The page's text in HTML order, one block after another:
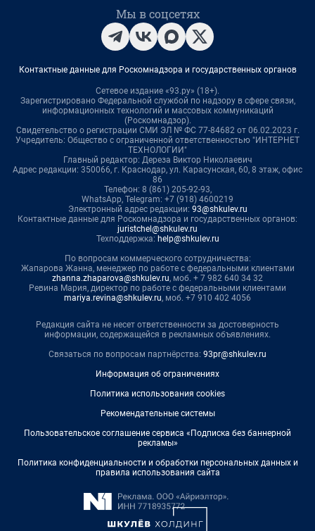
Мы в соцсетях
Контактные данные для Роскомнадзора и государственных органов
Сетевое издание «93.ру» (18+).
Зарегистрировано Федеральной службой по надзору в сфере связи,
информационных технологий и массовых коммуникаций
(Роскомнадзор).
Свидетельство о регистрации СМИ ЭЛ № ФС 77-84682 от 06.02.2023 г.
Учредитель: Общество с ограниченной ответственностью "ИНТЕРНЕТ
ТЕХНОЛОГИИ"
Главный редактор: Дереза Виктор Николаевич
Адрес редакции: 350066, г. Краснодар, ул. Карасунская, 60, 8 этаж, офис
86
Телефон: 8 (861) 205-92-93,
WhatsApp, Telegram: +7 (918) 4600219
Электронный адрес редакции: 93@shkulev.ru
Контактные данные для Роскомнадзора и государственных органов:
juristchel@shkulev.ru
Техподдержка: help@shkulev.ru
По вопросам коммерческого сотрудничества:
Жапарова Жанна, менеджер по работе с федеральными клиентами
zhanna.zhaparova@shkulev.ru, моб. + 7 982 640 34 32
Ревина Мария, директор по работе с федеральными клиентами
mariya.revina@shkulev.ru, моб. +7 910 402 4056
Редакция сайта не несет ответственности за достоверность
информации, содержащейся в рекламных объявлениях.
Связаться по вопросам партнёрства: 93pr@shkulev.ru
Информация об ограничениях
Политика использования cookies
Рекомендательные системы
Пользовательское соглашение сервиса «Подписка без баннерной
рекламы»
Политика конфиденциальности и обработки персональных данных и
правила использования сайта